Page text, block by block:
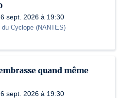
sept. 2026 à 19:30
du Cyclope (NANTES)
quand même
sept. 2026 à 19:30